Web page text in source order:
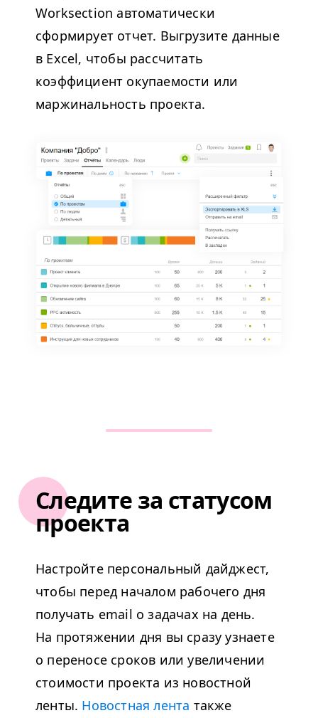
Worksection автоматически
сформирует отчет. Выгрузите данные
в Excel, чтобы рассчитать
коэффициент окупаемости или
маржинальность проекта.
Следите за статусом
проекта
Настройте персональный дайджест,
чтобы перед началом рабочего дня
получать email о задачах на день.
На протяжении дня вы сразу узнаете
о переносе сроков или увеличении
стоимости проекта из новостной
ленты. Новостная лента также